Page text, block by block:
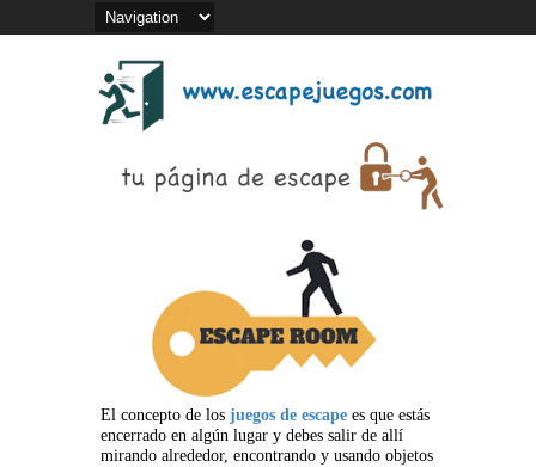
El concepto de los juegos de escape es que estás
encerrado en algún lugar y debes salir de allí
mirando alrededor, encontrando y usando objetos